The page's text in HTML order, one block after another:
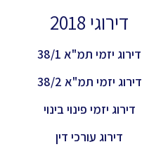
דירוגי 2018
דירוג יזמי תמ"א 38/1
דירוג יזמי תמ"א 38/2
דירוג יזמי פינוי בינוי
דירוג עורכי דין